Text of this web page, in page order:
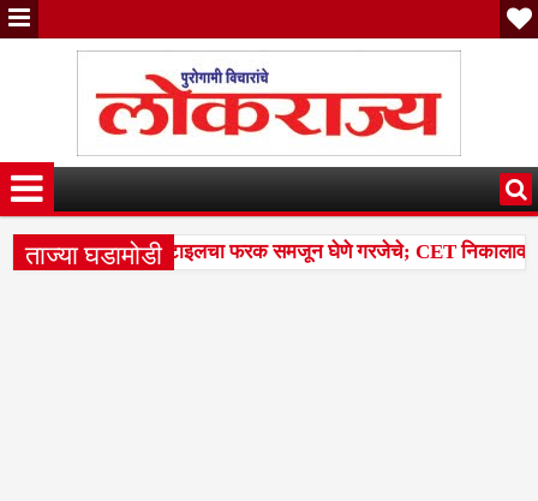
ताज्या घडामोडी
टक्केवारी आणि पर्सेंटाइलचा फरक समजून घेणे गरजेचे; CET